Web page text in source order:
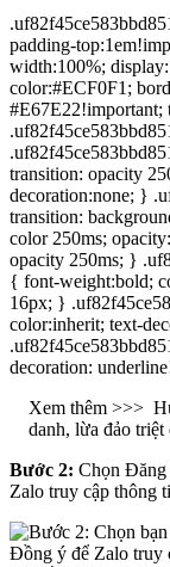
padding-
width:100%;
color:#ECF0F1;
#E67E22!important;
transition: opacity
decoration:none; }
transition:
color 250ms;
opacity 250ms; }
{ font-weight:bold;
16px; }
color:inherit; text-
decoration:
Xem thêm >>>
danh, lừa đảo triệt
Bước 2: Chọn Đăng
Zalo truy cập thông